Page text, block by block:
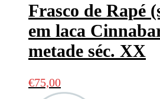
Frasco de Rapé
em laca
metade séc. XX
€75,00